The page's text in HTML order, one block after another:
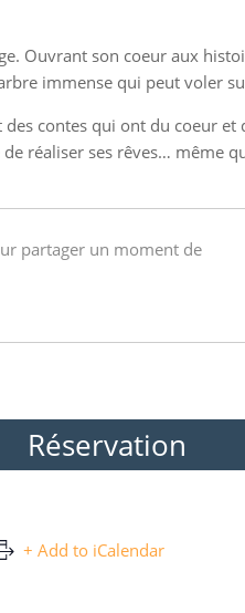
Ouvrant son coeur aux
immense qui peut voler
contes qui ont du coeur et
réaliser ses rêves… même
partager un moment de
Réservation
+ Add to iCalendar